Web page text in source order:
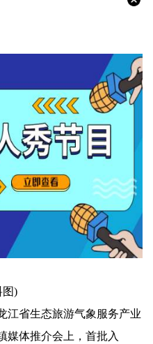
图)
江省生态旅游气象服务产业
媒体推介会上，首批入